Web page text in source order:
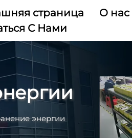
страница О нас
С Нами
энергии